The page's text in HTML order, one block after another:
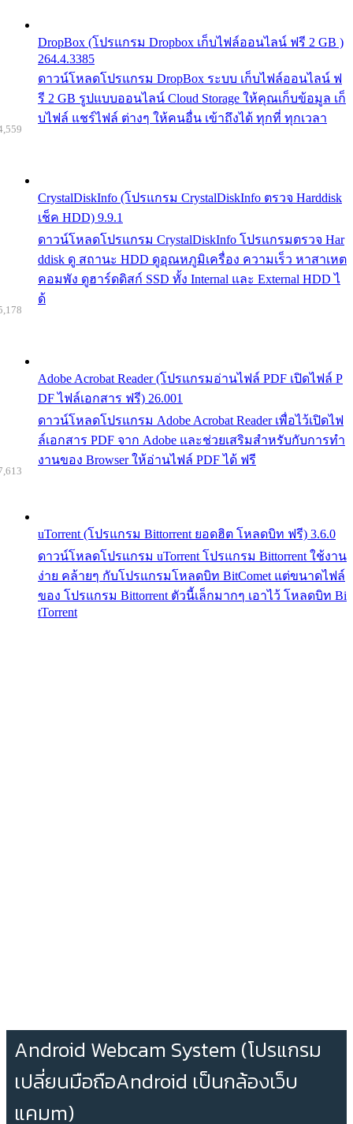
DropBox (โปรแกรม Dropbox เก็บไฟล์ออนไลน์ ฟรี 2 GB )
264.4.3385
ดาวน์โหลดโปรแกรม DropBox ระบบ เก็บไฟล์ออนไลน์ ฟ
รี 2 GB รูปแบบออนไลน์ Cloud Storage ให้คุณเก็บข้อมูล เก็
บไฟล์ แชร์ไฟล์ ต่างๆ ให้คนอื่น เข้าถึงได้ ทุกที่ ทุกเวลา
CrystalDiskInfo (โปรแกรม CrystalDiskInfo ตรวจ Harddisk
เช็ค HDD) 9.9.1
ดาวน์โหลดโปรแกรม CrystalDiskInfo โปรแกรมตรวจ Har
ddisk ดู สถานะ HDD ดูอุณหภูมิเครื่อง ความเร็ว หาสาเหต
คอมพัง ดูฮาร์ดดิสก์ SSD ทั้ง Internal และ External HDD ไ
ด้
Adobe Acrobat Reader (โปรแกรมอ่านไฟล์ PDF เปิดไฟล์ P
DF ไฟล์เอกสาร ฟรี) 26.001
ดาวน์โหลดโปรแกรม Adobe Acrobat Reader เพื่อไว้เปิดไฟ
ล์เอกสาร PDF จาก Adobe และช่วยเสริมสำหรับกับการทำ
งานของ Browser ให้อ่านไฟล์ PDF ได้ ฟรี
uTorrent (โปรแกรม Bittorrent ยอดฮิต โหลดบิท ฟรี) 3.6.0
ดาวน์โหลดโปรแกรม uTorrent โปรแกรม Bittorrent ใช้งาน
ง่าย คล้ายๆ กับโปรแกรมโหลดบิท BitComet แต่ขนาดไฟล์
ของ โปรแกรม Bittorrent ตัวนี้เล็กมากๆ เอาไว้ โหลดบิท Bi
tTorrent
Android Webcam System (โปรแกรม
เปลี่ยนมือถือAndroid เป็นกล้องเว็บ
แคมm)